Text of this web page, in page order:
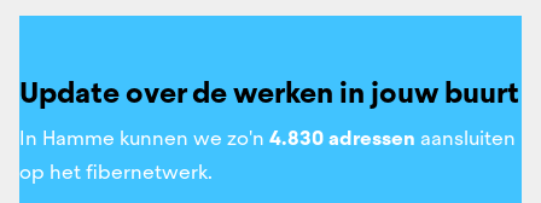
Update over de werken in jouw buurt
In Hamme kunnen we zo'n 4.830 adressen aansluiten
op het fibernetwerk.